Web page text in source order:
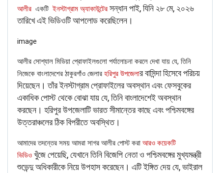
updates and viral videos on our
AI-powered smart news
আলীর একটি ইনস্টাগ্রাম অ্যাকাউন্টের সন্ধান পাই, যিনি ২৮ মে, ২০২৬
তারিখে এই ভিডিওটি আপলোড করেছিলেন।
image
আলীর সোশ্যাল মিডিয়া প্রোফাইলগুলো পর্যালোচনা করলে দেখা যায় যে, তিনি
নিজেকে বাংলাদেশের ঠাকুরগাঁও জেলার হরিপুর উপজেলার বাসিন্দা হিসেবে পরিচয়
দিয়েছেন। তাঁর ইনস্টাগ্রাম প্রোফাইলের অবস্থান এবং ফেসবুকের
একাধিক পোস্ট থেকে বোঝা যায় যে, তিনি বাংলাদেশেই অবস্থান
করছেন। হরিপুর উপজেলাটি ভারত সীমান্তের কাছে এবং পশ্চিমবঙ্গের
উত্তরাঞ্চলের ঠিক বিপরীতে অবস্থিত।
আমাদের তদন্তের সময় আমরা সাগর আলীর পোস্ট করা আরও কয়েকটি
ভিডিও খুঁজে পেয়েছি, যেখানে তিনি বিজেপি নেতা ও পশ্চিমবঙ্গের মুখ্যমন্ত্রী
শুভেন্দু অধিকারীকে নিয়ে উপহাস করেছেন। এটি ইঙ্গিত দেয় যে, ভাইরাল